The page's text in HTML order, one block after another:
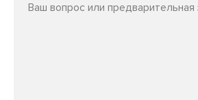
Ваш вопрос или предварительная